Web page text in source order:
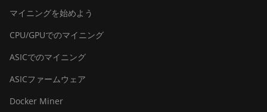
BITMAIN Antminer T21 (190TH)
Baikal BK-G28
Baikal Giant X10
Baikal Giant+
Bitdeer SealMiner A2
マイニングを始めよう
CPU/GPUでのマイニング
ASICでのマイニング
ASICファームウェア
Docker Miner